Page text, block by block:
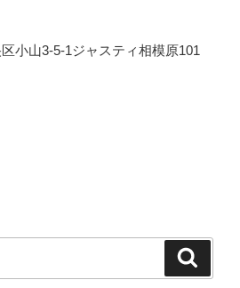
小山3-5-1ジャスティ相模原101